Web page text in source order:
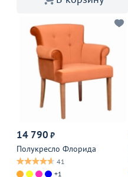
14 790 ₽
Полукресло Флорида
41
+1